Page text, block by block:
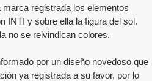
registrada los elementos
INTI y sobre ella la figura del sol.
no se reivindican colores.
por un diseño novedoso que
ya registrada a su favor, por lo